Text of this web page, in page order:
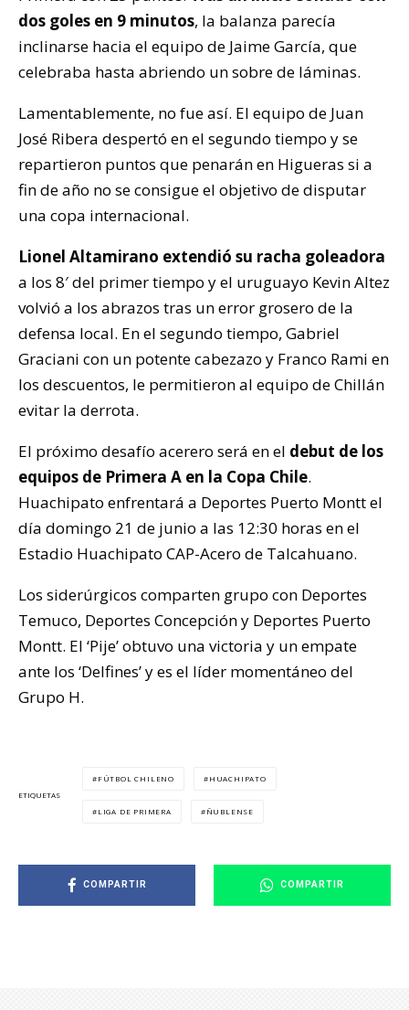
dos goles en 9 minutos, la balanza parecía
inclinarse hacia el equipo de Jaime García, que
celebraba hasta abriendo un sobre de láminas.
Lamentablemente, no fue así. El equipo de Juan
José Ribera despertó en el segundo tiempo y se
repartieron puntos que penarán en Higueras si a
fin de año no se consigue el objetivo de disputar
una copa internacional.
Lionel Altamirano extendió su racha goleadora
a los 8′ del primer tiempo y el uruguayo Kevin Altez
volvió a los abrazos tras un error grosero de la
defensa local. En el segundo tiempo, Gabriel
Graciani con un potente cabezazo y Franco Rami en
los descuentos, le permitieron al equipo de Chillán
evitar la derrota.
El próximo desafío acerero será en el debut de los
equipos de Primera A en la Copa Chile.
Huachipato enfrentará a Deportes Puerto Montt el
día domingo 21 de junio a las 12:30 horas en el
Estadio Huachipato CAP-Acero de Talcahuano.
Los siderúrgicos comparten grupo con Deportes
Temuco, Deportes Concepción y Deportes Puerto
Montt. El ‘Pije’ obtuvo una victoria y un empate
ante los ‘Delfines’ y es el líder momentáneo del
Grupo H.
ETIQUETAS
FÚTBOL CHILENO HUACHIPATO
LIGA DE PRIMERA ÑUBLENSE
COMPARTIR COMPARTIR